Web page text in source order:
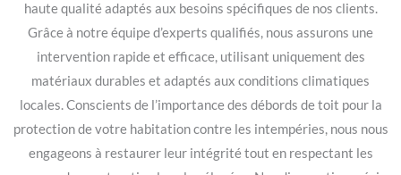
haute qualité adaptés aux besoins spécifiques de nos clients.
Grâce à notre équipe d’experts qualifiés, nous assurons une
intervention rapide et efficace, utilisant uniquement des
matériaux durables et adaptés aux conditions climatiques
locales. Conscients de l’importance des débords de toit pour la
protection de votre habitation contre les intempéries, nous nous
engageons à restaurer leur intégrité tout en respectant les